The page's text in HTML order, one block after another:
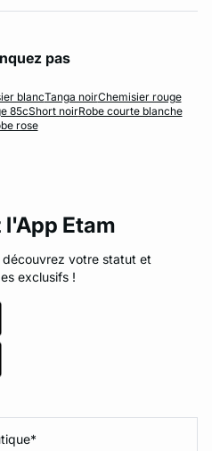
pas
blancTanga noirChemisier rouge
85cShort noirRobe courte blanche
rose
Etam
votre statut et
exclusifs !